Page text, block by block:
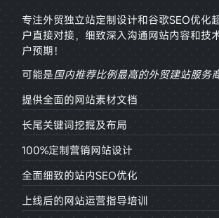
专注外贸独立站定制设计和谷歌SEO优化
户直接对接， 细致深入沟通网站内容和技
户预期！
可能是国内推荐比例最高的外贸建站服务
提供全面的网站素材文档
长尾关键词挖掘及布局
100%定制营销网站设计
全面细致的站内SEO优化
上线后的网站运营指导培训